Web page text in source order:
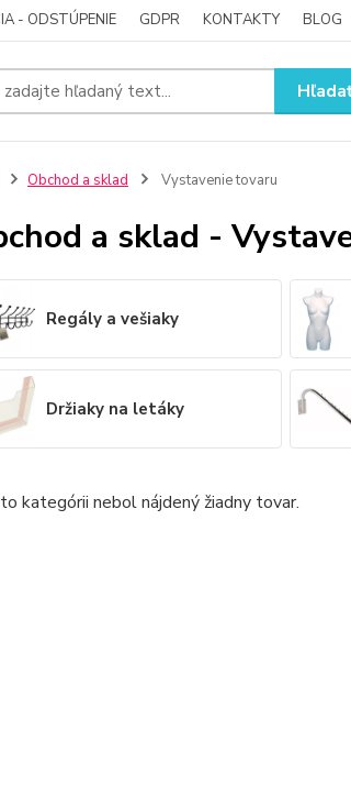
- ODSTÚPENIE GDPR KONTAKTY BLOG
Obchod a sklad Vystavenie tovaru
a sklad -
Regály a vešiaky
Držiaky na letáky
kategórii nebol nájdený žiadny tovar.